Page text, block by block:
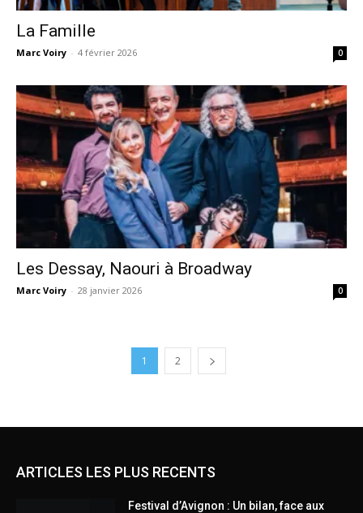
La Famille
Marc Voiry - 4 février 2026 0
Les Dessay, Naouri à Broadway
Marc Voiry - 28 janvier 2026 0
1 2
ARTICLES LES PLUS RECENTS
Festival d’Avignon : Un bilan, face aux